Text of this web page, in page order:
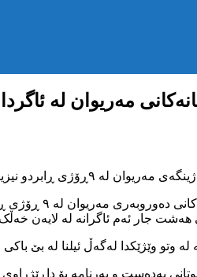
مەریوان لە
زیاتر لە
جار ئەم ئاگرانە لە لایەن
وتو وێژێکدا لەگەڵ ئیلنا لە بێ
بەدەست و بەرنامە بۆ